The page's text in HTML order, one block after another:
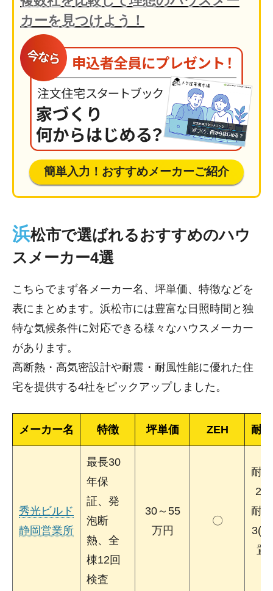
カーを見つけよう！
簡単入力！おすすめメーカーご紹介
浜松市で選ばれるおすすめのハウ
スメーカー4選
こちらでまず各メーカー名、坪単価、特徴などを
表にまとめます。浜松市には豊富な日照時間と独
特な気候条件に対応できる様々なハウスメーカー
があります。
高断熱・高気密設計や耐震・耐風性能に優れた住
宅を提供する4社をピックアップしました。
メーカー名 特徴 坪単価 ZEH 耐
秀光ビルド
静岡営業所
最長30
年保
証、発
泡断
熱、全
棟12回
検査
30～55
万円
〇
耐
2(
耐
3(
置